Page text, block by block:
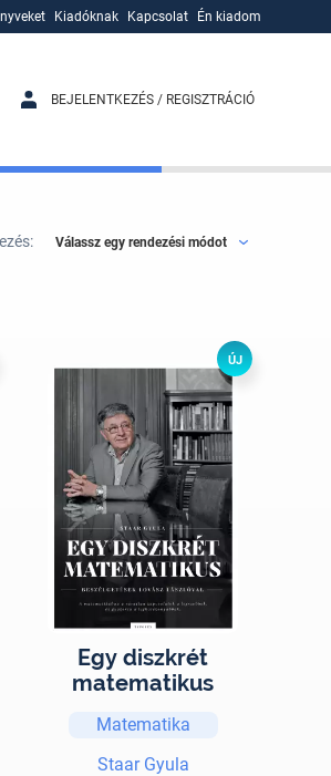
Kiadóknak
Kapcsolat Én kiadom
BEJELENTKEZÉS / REGISZTRÁCIÓ
Válassz egy rendezési módot
ÚJ
Egy diszkrét
matematikus
Matematika
Staar Gyula